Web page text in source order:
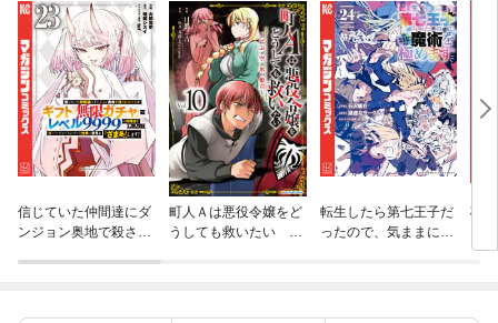
信じていた仲間達にダ
ンジョン奥地で殺され
町人Ａは悪役令嬢をど
うしても救いたい ～
転生したら第七王子だ
ったので、気ままに魔
杖